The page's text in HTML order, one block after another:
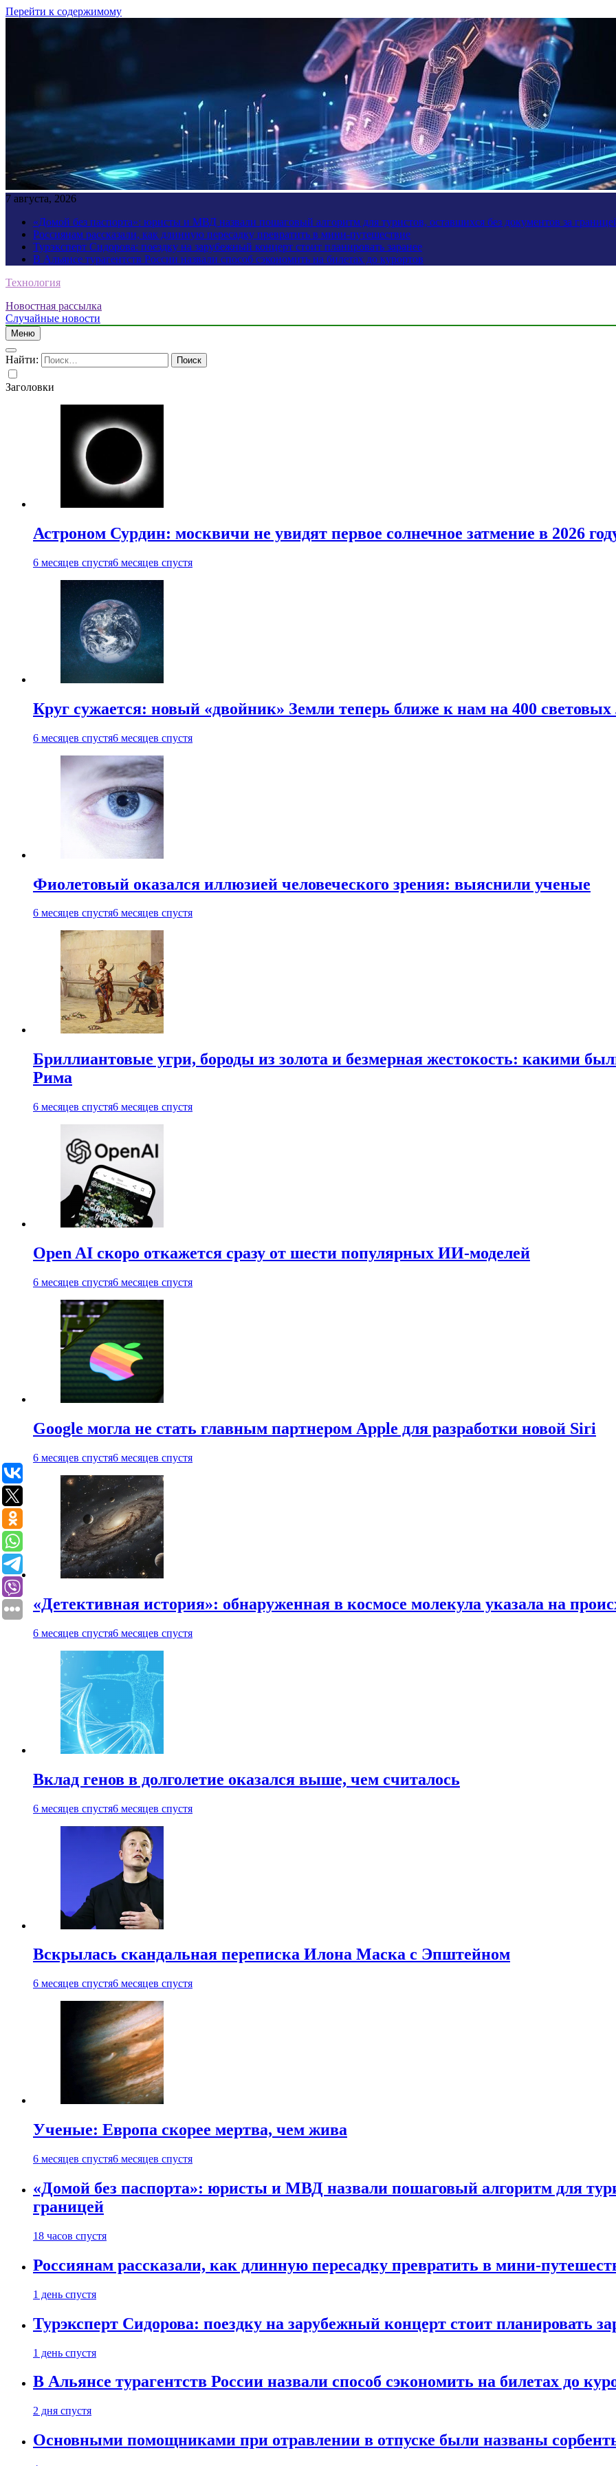
Перейти к содержимому
7 августа, 2026
«Домой без паспорта»: юристы и МВД назвали пошаговый алгоритм для туристов, оставшихся без документов за
Россиянам рассказали, как длинную пересадку превратить в мини-путешествие
Турэксперт Сидорова: поездку на зарубежный концерт стоит планировать заранее
В Альянсе турагентств России назвали способ сэкономить на билетах до курортов
Технология
Новостная рассылка
Случайные новости
Меню
Найти:
Заголовки
Астроном Сурдин: москвичи не увидят первое солнечное затмение в 2026
6 месяцев спустя6 месяцев спустя
Круг сужается: новый «двойник» Земли теперь ближе к нам на 400 световых
6 месяцев спустя6 месяцев спустя
Фиолетовый оказался иллюзией человеческого зрения: выяснили ученые
6 месяцев спустя6 месяцев спустя
Бриллиантовые угри, бороды из золота и безмерная жестокость: какими
Рима
6 месяцев спустя6 месяцев спустя
Open AI скоро откажется сразу от шести популярных ИИ-моделей
6 месяцев спустя6 месяцев спустя
Google могла не стать главным партнером Apple для разработки новой Siri
6 месяцев спустя6 месяцев спустя
«Детективная история»: обнаруженная в космосе молекула указала на
6 месяцев спустя6 месяцев спустя
Вклад генов в долголетие оказался выше, чем считалось
6 месяцев спустя6 месяцев спустя
Вскрылась скандальная переписка Илона Маска с Эпштейном
6 месяцев спустя6 месяцев спустя
Ученые: Европа скорее мертва, чем жива
6 месяцев спустя6 месяцев спустя
«Домой без паспорта»: юристы и МВД назвали пошаговый алгоритм для
границей
18 часов спустя
Россиянам рассказали, как длинную пересадку превратить в мини-
1 день спустя
Турэксперт Сидорова: поездку на зарубежный концерт стоит планировать
1 день спустя
В Альянсе турагентств России назвали способ сэкономить на билетах до
2 дня спустя
Основными помощниками при отравлении в отпуске были названы